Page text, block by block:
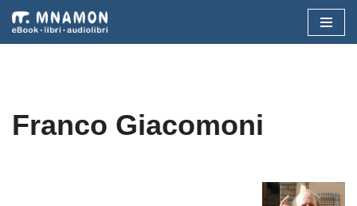
Vai
Franco Giacomoni